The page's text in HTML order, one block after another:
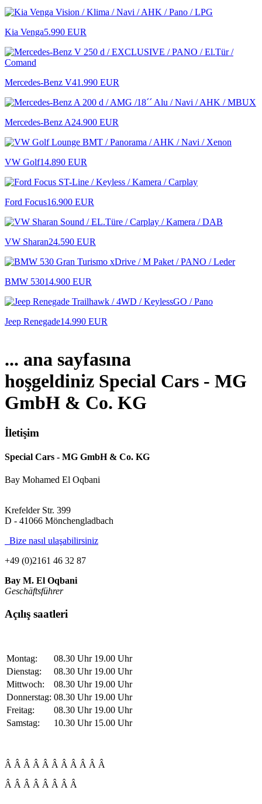
Kia Venga5.990 EUR
Mercedes-Benz V41.990 EUR
Mercedes-Benz A24.900 EUR
VW Golf14.890 EUR
Ford Focus16.900 EUR
VW Sharan24.590 EUR
BMW 53014.900 EUR
Jeep Renegade14.990 EUR
... ana sayfasına
hoşgeldiniz Special Cars - MG
GmbH & Co. KG
İletişim
Special Cars - MG GmbH & Co. KG
Bay Mohamed El Oqbani
Krefelder Str. 399
D - 41066 Mönchengladbach
Bize nasıl ulaşabilirsiniz
+49 (0)2161 46 32 87
Bay M. El Oqbani
Geschäftsführer
Açılış saatleri
Montag: 08.30 Uhr 19.00 Uhr
Dienstag:
08.30 Uhr 19.00 Uhr
Mittwoch:
08.30 Uhr 19.00 Uhr
Donnerstag: 08.30 Uhr 19.00 Uhr
Freitag:
08.30 Uhr 19.00 Uhr
Samstag:
10.30 Uhr 15.00 Uhr
Â Â Â Â Â Â Â Â Â Â Â
Â Â Â Â Â Â Â Â